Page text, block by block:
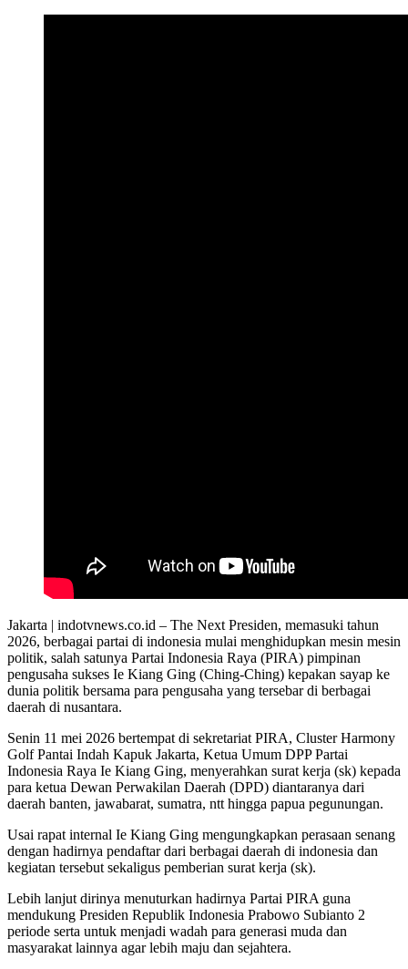
Jakarta | indotvnews.co.id – The Next Presiden, memasuki tahun
2026, berbagai partai di indonesia mulai menghidupkan mesin mesin
politik, salah satunya Partai Indonesia Raya (PIRA) pimpinan
pengusaha sukses Ie Kiang Ging (Ching-Ching) kepakan sayap ke
dunia politik bersama para pengusaha yang tersebar di berbagai
daerah di nusantara.
Senin 11 mei 2026 bertempat di sekretariat PIRA, Cluster Harmony
Golf Pantai Indah Kapuk Jakarta, Ketua Umum DPP Partai
Indonesia Raya Ie Kiang Ging, menyerahkan surat kerja (sk) kepada
para ketua Dewan Perwakilan Daerah (DPD) diantaranya dari
daerah banten, jawabarat, sumatra, ntt hingga papua pegunungan.
Usai rapat internal Ie Kiang Ging mengungkapkan perasaan senang
dengan hadirnya pendaftar dari berbagai daerah di indonesia dan
kegiatan tersebut sekaligus pemberian surat kerja (sk).
Lebih lanjut dirinya menuturkan hadirnya Partai PIRA guna
mendukung Presiden Republik Indonesia Prabowo Subianto 2
periode serta untuk menjadi wadah para generasi muda dan
masyarakat lainnya agar lebih maju dan sejahtera.